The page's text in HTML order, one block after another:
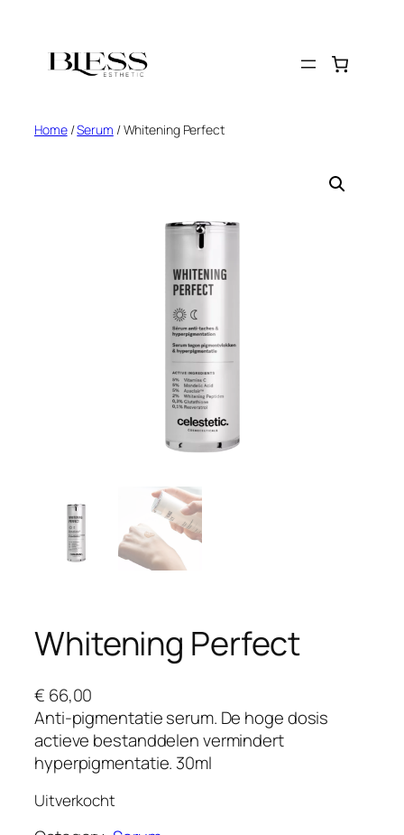
Home/Serum / Whitening Perfect
Whitening Perfect
€ 66,00
Anti-pigmentatie serum. De hoge dosis
actieve bestanddelen vermindert
hyperpigmentatie. 30ml
Uitverkocht